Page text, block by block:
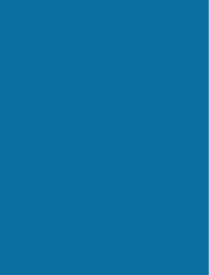
"Грамотная сортировка
сложность, а привычка.
человек может сократить
70%, если правильно
компостировать органику."
Энергоэффективное
автоматизация умного